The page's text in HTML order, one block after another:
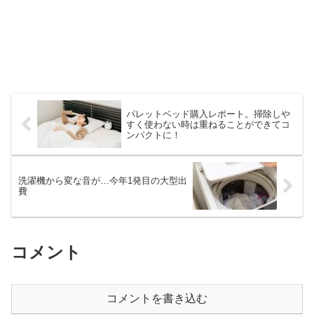
パレットベッド購入レポート。掃除しや
すく使わない時は重ねることができてコ
ンパクトに！
洗濯機から変な音が…今年1発目の大型出
費
コメント
コメントを書き込む